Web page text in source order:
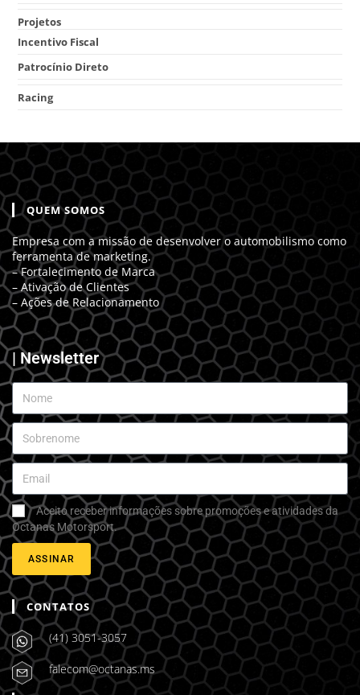
Projetos
Incentivo Fiscal
Patrocínio Direto
Racing
QUEM SOMOS
Empresa com a missão de desenvolver o automobilismo como
ferramenta de marketing.
– Fortalecimento de Marca
– Ativação de Clientes
– Ações de Relacionamento
| Newsletter
Aceito receber informações sobre promoções e atividades da
Octanas Motorsport.
ASSINAR
CONTATOS
(41) 3051-3057
falecom@octanas.ms